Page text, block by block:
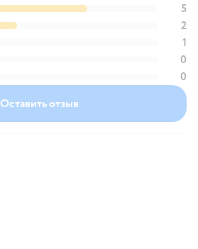
5
2
1
0
0
Оставить отзыв